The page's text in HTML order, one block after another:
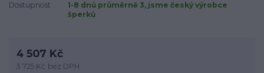
Dostupnost
1-8 dnů průměrně 3, jsme český výrobce
šperků
4 507 Kč
3 725 Kč bez DPH